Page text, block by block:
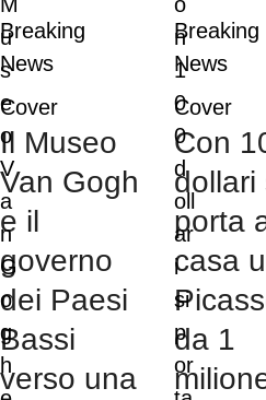
Breaking
News
Cover
Il Museo
Van Gogh
e il
governo
dei Paesi
Bassi
verso una
Breaking
News
Cover
Con
dollari
porta
casa
da 1